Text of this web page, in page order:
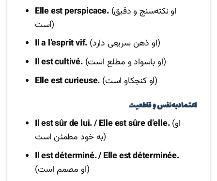
Elle est perspicace.(او نکته‌سنج و دقیق
است)
Il a l’esprit vif.
(او ذهن سریعی دارد)
Il est cultivé.
(او باسواد و مطلع است)
Elle est curieuse.
(او کنجکاو است)
اعتمادبه‌نفس و قاطعیت
Il est sûr de lui. / Elle est sûre d’elle.(او
به خود مطمئن است)
Il est déterminé. / Elle est déterminée.
(او مصمم است)